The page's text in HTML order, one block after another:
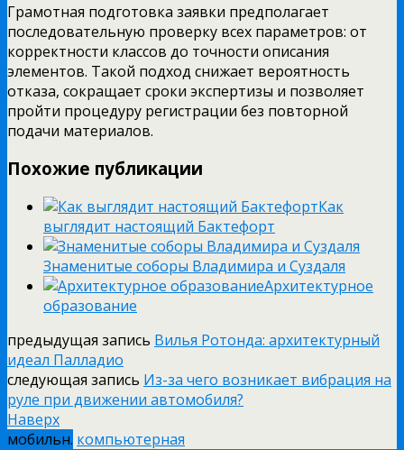
Грамотная подготовка заявки предполагает
последовательную проверку всех параметров: от
корректности классов до точности описания
элементов. Такой подход снижает вероятность
отказа, сокращает сроки экспертизы и позволяет
пройти процедуру регистрации без повторной
подачи материалов.
Похожие публикации
Как
выглядит настоящий Бактефорт
Знаменитые соборы Владимира и Суздаля
Архитектурное
образование
предыдущая запись Вилья Ротонда: архитектурный
идеал Палладио
следующая запись Из-за чего возникает вибрация на
руле при движении автомобиля?
Наверх
мобильн. компьютерная